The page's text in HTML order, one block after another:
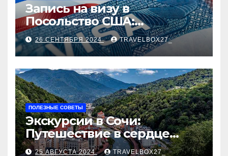
Запись на визу в
Посольство США:
Пошаговое руководство
26 СЕНТЯБРЯ 2024 TRAVELBOX27_
ПОЛЕЗНЫЕ СОВЕТЫ
Экскурсии в Сочи:
Путешествие в сердце
Черноморского курорта
25 АВГУСТА 2024 TRAVELBOX27_